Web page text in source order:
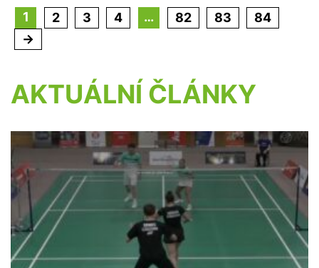
1 2 3 4 … 82 83
84
→
AKTUÁLNÍ ČLÁNKY